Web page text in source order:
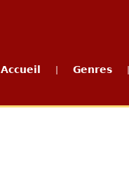
Accueil Genres